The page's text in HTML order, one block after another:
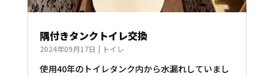
隅付きタンクトイレ交換
2024年09月17日 | トイレ
使用40年のトイレタンク内から水漏れしていまし